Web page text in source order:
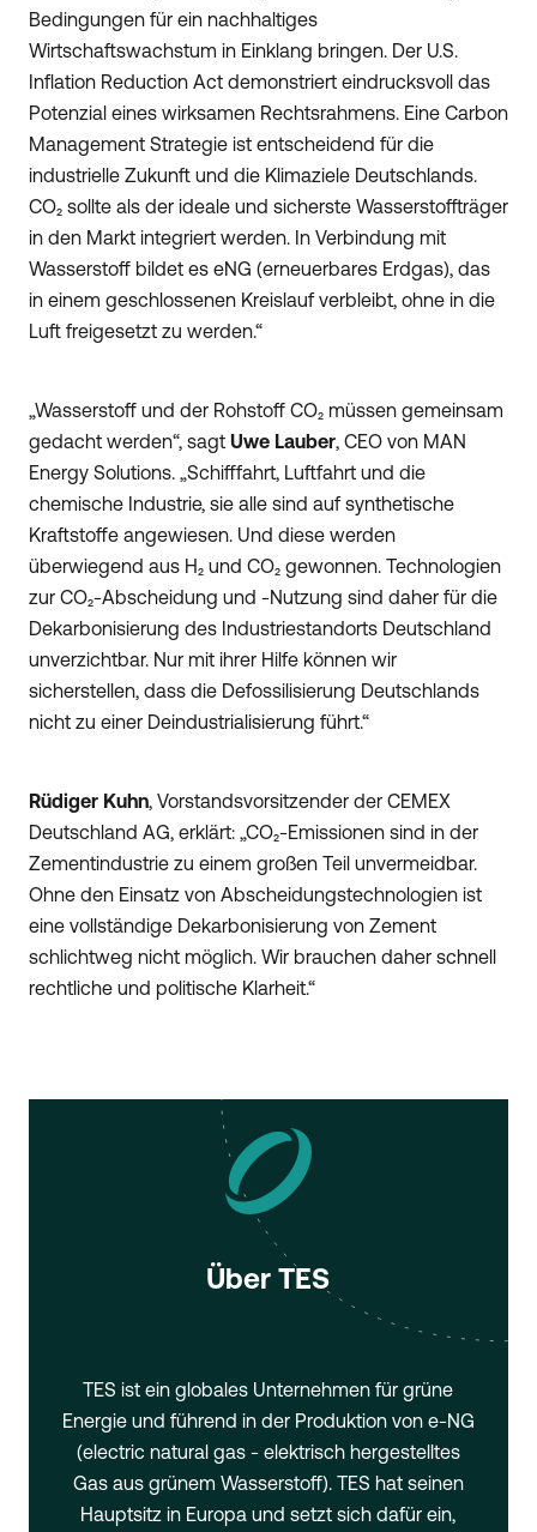
Bedingungen für ein nachhaltiges
Wirtschaftswachstum in Einklang bringen. Der U.S.
Inflation Reduction Act demonstriert eindrucksvoll das
Potenzial eines wirksamen Rechtsrahmens. Eine Carbon
Management Strategie ist entscheidend für die
industrielle Zukunft und die Klimaziele Deutschlands.
CO₂ sollte als der ideale und sicherste Wasserstoffträger
in den Markt integriert werden. In Verbindung mit
Wasserstoff bildet es eNG (erneuerbares Erdgas), das
in einem geschlossenen Kreislauf verbleibt, ohne in die
Luft freigesetzt zu werden.“
„Wasserstoff und der Rohstoff CO₂ müssen gemeinsam
gedacht werden“, sagt Uwe Lauber, CEO von MAN
Energy Solutions. „Schifffahrt, Luftfahrt und die
chemische Industrie, sie alle sind auf synthetische
Kraftstoffe angewiesen. Und diese werden
überwiegend aus H₂ und CO₂ gewonnen. Technologien
zur CO₂-Abscheidung und -Nutzung sind daher für die
Dekarbonisierung des Industriestandorts Deutschland
unverzichtbar. Nur mit ihrer Hilfe können wir
sicherstellen, dass die Defossilisierung Deutschlands
nicht zu einer Deindustrialisierung führt.“
Rüdiger Kuhn, Vorstandsvorsitzender der CEMEX
Deutschland AG, erklärt: „CO₂-Emissionen sind in der
Zementindustrie zu einem großen Teil unvermeidbar.
Ohne den Einsatz von Abscheidungstechnologien ist
eine vollständige Dekarbonisierung von Zement
schlichtweg nicht möglich. Wir brauchen daher schnell
rechtliche und politische Klarheit.“
Über TES
TES ist ein globales Unternehmen für grüne
Energie und führend in der Produktion von e-NG
(electric natural gas - elektrisch hergestelltes
Gas aus grünem Wasserstoff). TES hat seinen
Hauptsitz in Europa und setzt sich dafür ein,